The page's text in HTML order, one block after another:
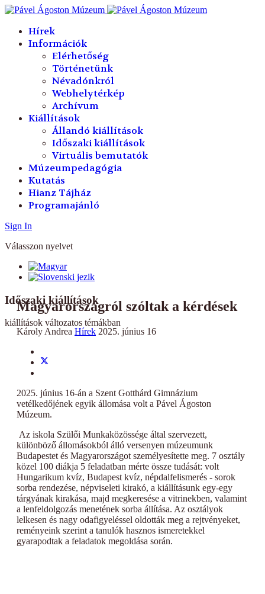
Hírek
Információk
Elérhetőség
Történetünk
Névadónkról
Webhelytérkép
Archívum
Kiállítások
Állandó kiállítások
Időszaki kiállítások
Virtuális bemutatók
Múzeumpedagógia
Kutatás
Hianz Tájház
Programajánló
Sign In
Válasszon nyelvet
Időszaki kiállítások
kiállítások változatos témákban
Magyarországról szóltak a kérdések
Károly Andrea Hírek 2025. június 16
2025. június 16-án a Szent Gotthárd Gimnázium
vetélkedőjének egyik állomása volt a Pável Ágoston
Múzeum.
Az iskola Szülői Munkaközössége által szervezett,
különböző állomásokból álló versenyen múzeumunk
Budapestet és Magyarországot személyesítette meg. 7 osztály
közel 100 diákja 5 feladatban mérte össze tudását: volt
Hungarikum kvíz, Budapest kvíz, népdalfelismerés - sorok
sorba rendezése, népviseleti kirakó, a kiállításunk egy-egy
tárgyának kirakása, majd megkeresése a vitrinekben, valamint
a lenfeldolgozás menetének sorba állítása. Az osztályok
lelkesen és nagy odafigyeléssel oldották meg a rejtvényeket,
reményeink szerint a tanulók hasznos ismeretekkel
gyarapodtak a feladatok megoldása során.
hónap